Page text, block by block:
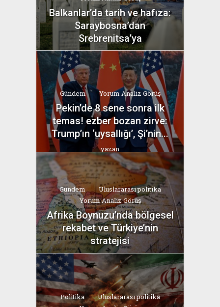
Balkanlar’da tarih ve hafıza:
Saraybosna’dan
Srebrenitsa’ya
yazan
Bahri Ak
Gündem Yorum Analiz Görüş
Pekin’de 8 sene sonra ilk
temas! ezber bozan zirve:
Trump’ın ‘uysallığı’, Şi’nin...
yazan
Bahri Ak
Gündem
Uluslararası politika
Yorum Analiz Görüş
Afrika Boynuzu’nda bölgesel
rekabet ve Türkiye’nin
stratejisi
yazan
Bahri Ak
Politika
Uluslararası politika